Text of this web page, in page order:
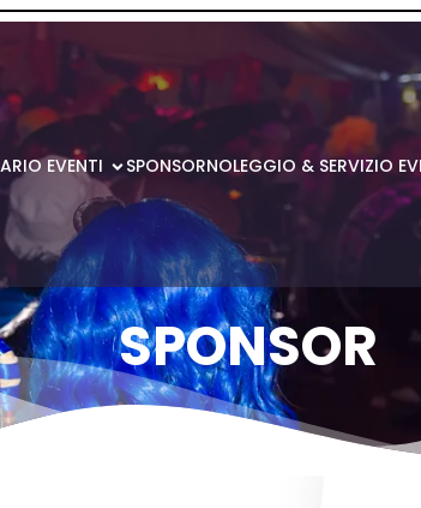
EVENTI SPONSORNOLEGGIO & SERVIZIO
SPONSOR